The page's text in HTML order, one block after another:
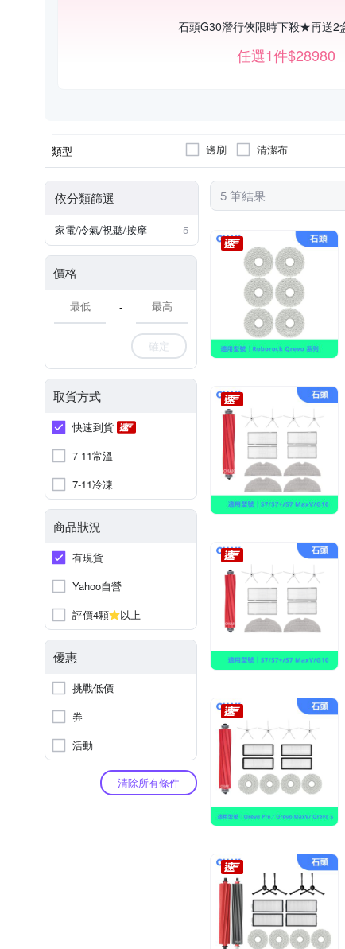
石頭G30潛行俠限時下殺★再送2
任選1件$28980
類型 邊刷 清潔布
依分類篩選
家電/冷氣/視聽/按摩 5
價格
-
確定
取貨方式
快速到貨
7-11常溫
7-11冷凍
商品狀況
有現貨
Yahoo自營
評價4顆
以上
優惠
挑戰低價
券
活動
清除所有條件
5 筆結果